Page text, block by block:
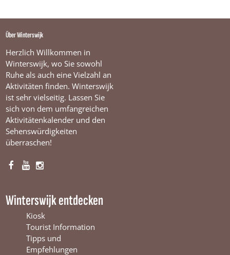
Über Winterswijk
Herzlich Willkommen in
Winterswijk, wo Sie sowohl
Ruhe als auch eine Vielzahl an
Aktivitäten finden. Winterswijk
ist sehr vielseitig. Lassen Sie
sich von dem umfangreichen
Aktivitätenkalender und den
Sehenswürdigkeiten
überraschen!
F
e
Y
T
u
b
e
W
I
t
a
g
r
a
Winterswijk entdecken
Kiosk
Tourist Information
Tipps und
Empfehlungen